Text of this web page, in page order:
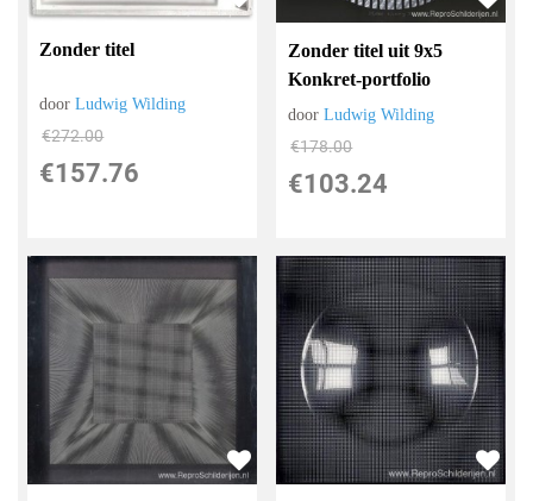
Zonder titel
doorLudwig Wilding
€272.00
€157.76
Zonder titel uit 9x5
Konkret-portfolio
doorLudwig Wilding
€178.00
€103.24